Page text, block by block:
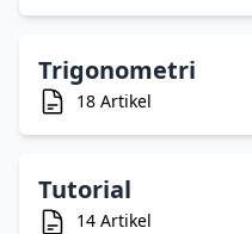
Trigonometri
18 Artikel
Tutorial
14 Artikel